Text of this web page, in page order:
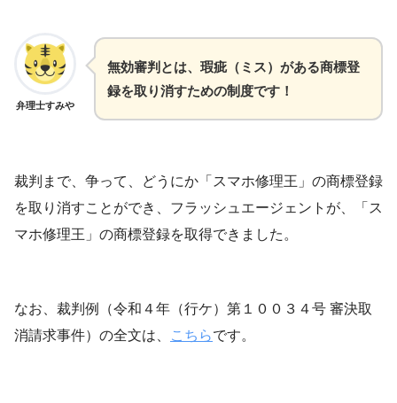
弁理士すみや
無効審判とは、瑕疵（ミス）がある商標登
録を取り消すための制度です！
裁判まで、争って、どうにか「スマホ修理王」の商標登録
を取り消すことができ、フラッシュエージェントが、「ス
マホ修理王」の商標登録を取得できました。
なお、裁判例（令和４年（行ケ）第１００３４号 審決取
消請求事件）の全文は、
こちらです。